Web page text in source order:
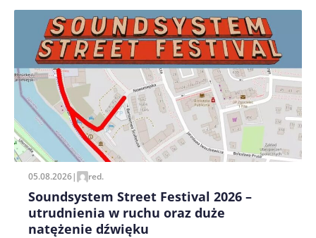
Zapamiętaj moje dane w tej przeglądarce podczas
pisania kolejnych komentarzy.
05.08.2026| red.
Soundsystem Street Festival 2026 –
utrudnienia w ruchu oraz duże
natężenie dźwięku